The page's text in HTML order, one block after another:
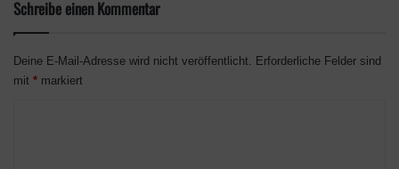
Schreibe einen Kommentar
Deine E-Mail-Adresse wird nicht veröffentlicht.
Erforderliche Felder sind
mit * markiert